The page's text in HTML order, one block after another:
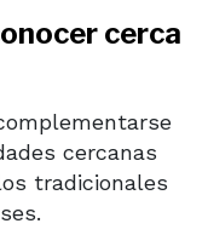
cerca
cercanas
tradicionales